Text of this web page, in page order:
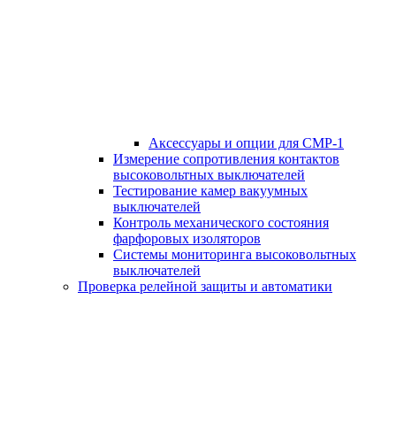
Аксессуары и опции для СМР-1
Измерение сопротивления контактов
высоковольтных выключателей
Тестирование камер вакуумных
выключателей
Контроль механического состояния
фарфоровых изоляторов
Системы мониторинга высоковольтных
выключателей
Проверка релейной защиты и автоматики